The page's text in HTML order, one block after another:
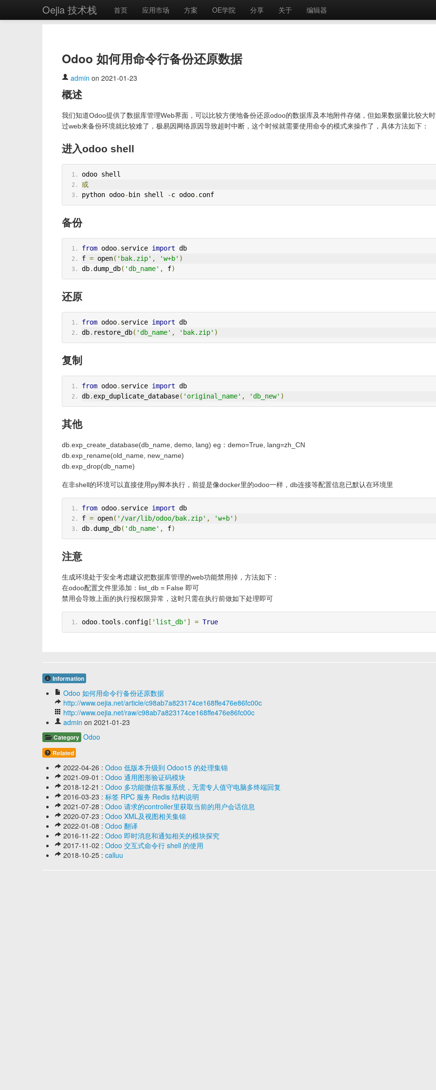
Oejia 技术栈 首页 应用市场 方案 OE学院 分享 关于 编辑器
Odoo 如何用命令行备份还原数据
admin on 2021-01-23
概述
我们知道Odoo提供了数据库管理Web界面，可以比较方便地备份还原odoo的数据库及本地附件存储，但如果数据量比较大
过web来备份环境就比较难了，极易因网络原因导致超时中断，这个时候就需要使用命令的模式来操作了，具体方法如下：
进入odoo shell
odoo shell
或
python odoo- bin shell -c odoo. conf
备份
from odoo. service import db
f = open( 'bak.zip' , 'w+b' )
db.dump_db( 'db_name' , f)
还原
from odoo. service import db
db. restore_db( 'db_name' , 'bak.zip' )
复制
from odoo. service import db
db. exp_duplicate_database( 'original_name' , 'db_new' )
其他
db.exp_create_database(db_name, demo, lang) eg：demo=True, lang=zh_CN
db.exp_rename(old_name, new_name)
db.exp_drop(db_name)
在非shell的环境可以直接使用py脚本执行，前提是像docker里的odoo一样，db连接等配置信息已默认在环境里
from odoo. service import db
f = open( '/var/lib/odoo/bak.zip' , 'w+b' )
db.dump_db( 'db_name' , f)
注意
生成环境处于安全考虑建议把数据库管理的web功能禁用掉，方法如下：
在odoo配置文件里添加：list_db = False 即可
禁用会导致上面的执行报权限异常，这时只需在执行前做如下处理即可
odoo.tools . config[ 'list_db' ] = True
Information
Odoo 如何用命令行备份还原数据
http://www.oejia.net/article/c98ab7a823174ce168ffe476e86fc00c
http://www.oejia.net/raw/c98ab7a823174ce168ffe476e86fc00c
admin on 2021-01-23
Category Odoo
Related
2022-04-26 : Odoo 低版本升级到 Odoo15 的处理集锦
2021-09-01 : Odoo 通用图形验证码模块
2018-12-21 : Odoo 多功能微信客服系统，无需专人值守电脑多终端回复
2016-03-23 : 标签 RPC 服务 Redis 结构说明
2021-07-28 : Odoo 请求的controller里获取当前的用户会话信息
2020-07-23 : Odoo XML及视图相关集锦
2022-01-08 : Odoo 翻译
2016-11-22 : Odoo 即时消息和通知相关的模块探究
2017-11-02 : Odoo 交互式命令行 shell 的使用
2018-10-25 : calluu